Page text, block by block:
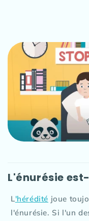
C
o
u
u
c
t
L'énurésie
L'hérédité joue
l'énurésie. Si l'un